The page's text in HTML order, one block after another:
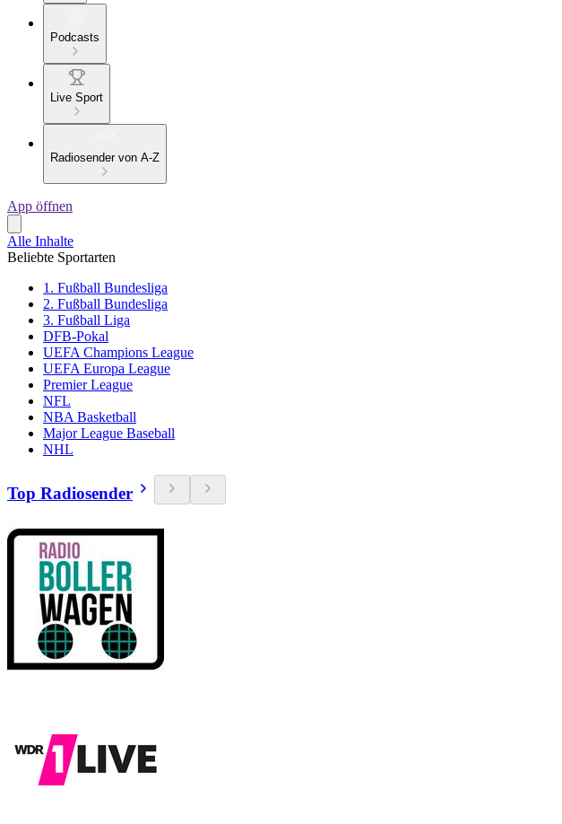
Podcasts
Live Sport
Radiosender von A-Z
App öffnen
Alle Inhalte
Beliebte Sportarten
1. Fußball Bundesliga
2. Fußball Bundesliga
3. Fußball Liga
DFB-Pokal
UEFA Champions League
UEFA Europa League
Premier League
NFL
NBA Basketball
Major League Baseball
NHL
Top Radiosender